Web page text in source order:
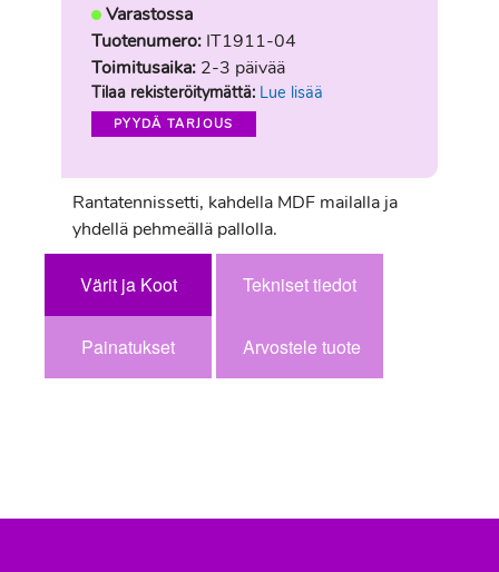
Varastossa
Tuotenumero: IT1911-04
Toimitusaika: 2-3 päivää
Tilaa rekisteröitymättä: Lue lisää
PYYDÄ TARJOUS
Rantatennissetti, kahdella MDF mailalla ja
yhdellä pehmeällä pallolla.
Värit ja Koot Tekniset tiedot
Painatukset Arvostele tuote